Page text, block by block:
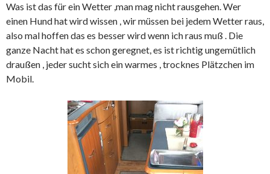
Was ist das für ein Wetter ,man mag nicht rausgehen. Wer
einen Hund hat wird wissen , wir müssen bei jedem Wetter raus,
also mal hoffen das es besser wird wenn ich raus muß . Die
ganze Nacht hat es schon geregnet, es ist richtig ungemütlich
draußen , jeder sucht sich ein warmes , trocknes Plätzchen im
Mobil.